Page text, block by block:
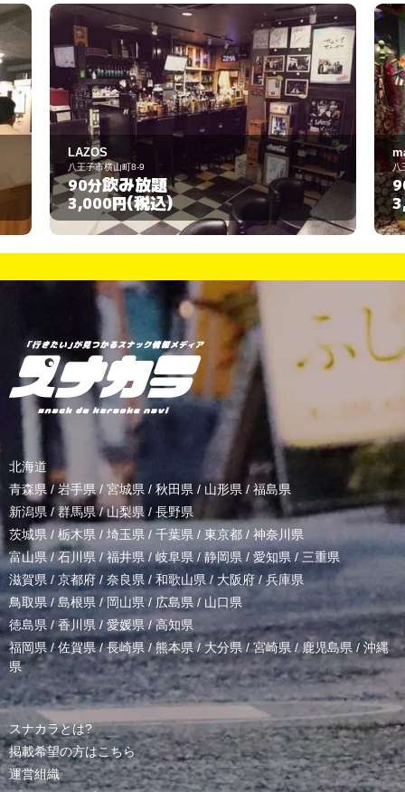
八王子市三崎町1-6
90分飲み放題
3,000円(税込)
北海道
青森県 / 岩手県/ 宮城県 / 秋田県 / 山形県/ 福島県
新潟県 /群馬県/山梨県 / 長野県
茨城県 / 栃木県 / 埼玉県 / 千葉県 / 東京都 / 神奈川県
富山県 /石川県/福井県/岐阜県 / 静岡県 / 愛知県 / 三重県
滋賀県 / 京都府 / 奈良県 / 和歌山県/ 大阪府 /兵庫県
鳥取県/ 島根県 /岡山県/ 広島県 / 山口県
徳島県 /香川県 / 愛媛県/高知県
福岡県/佐賀県/長崎県 /熊本県/ 大分県/宮崎県 /鹿児島県 / 沖縄
県
スナカラとは?
掲載希望の方はこちら
運営組織